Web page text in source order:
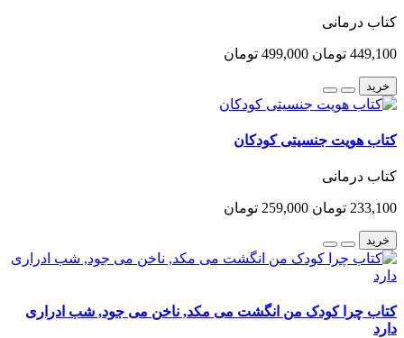
کتاب درمانی
449,100 تومان 499,000 تومان
خرید
کتاب هویت جنسیتی کودکان
کتاب درمانی
233,100 تومان 259,000 تومان
خرید
کتاب چرا کودک من انگشت می مکد, ناخن می جود, شب ادراری
دارد